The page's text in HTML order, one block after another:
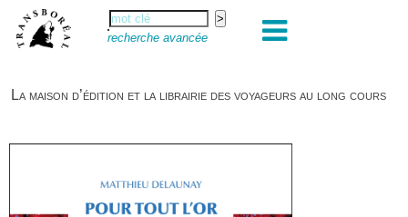
recherche avancée
La maison d’édition et la librairie des voyageurs au long cours